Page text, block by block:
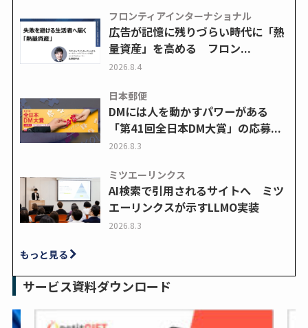
フロンティアインターナショナル
広告が記憶に残りづらい時代に「熱
量資産」を高める フロン...
2026.8.4
日本郵便
DMには人を動かすパワーがある
「第41回全日本DM大賞」の応募...
2026.8.3
ミツエーリンクス
AI検索で引用されるサイトへ ミツ
エーリンクスが示すLLMO実装
2026.8.3
もっと見る
サービス資料ダウンロード